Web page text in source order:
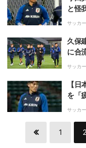
と怪
の」
サッカ
久保
に合
ー調
サッカ
【
を「
ンマ
サッカ
1 2